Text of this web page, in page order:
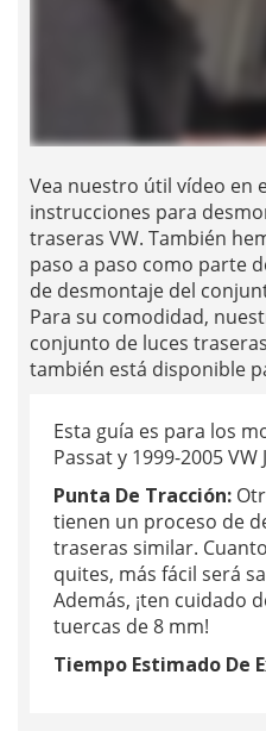
Vea nuestro útil vídeo en
instrucciones para
traseras VW. También
paso a paso como parte
de desmontaje del
Para su comodidad,
conjunto de luces
también está disponible
Esta guía es para los
Passat y 1999-2005 VW
Punta De Tracción:
tienen un proceso de
traseras similar.
quites, más fácil será
Además, ¡ten cuidado
tuercas de 8 mm!
Tiempo Estimado De